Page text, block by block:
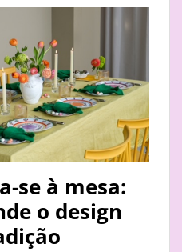
se à mesa:
o design